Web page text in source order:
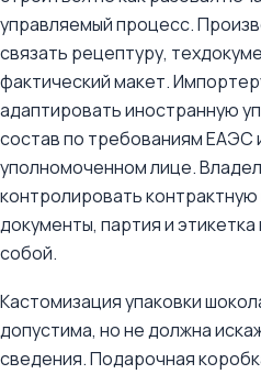
управляемый процесс.
связать рецептуру,
фактический макет.
адаптировать иностранную
состав по требованиям ЕАЭС
уполномоченном лице.
контролировать
документы, партия и
собой.
Кастомизация упаковки
допустима, но не должна
сведения. Подарочная